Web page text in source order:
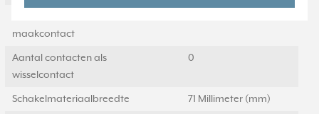
maakcontact
Aantal contacten als
wisselcontact
0
Schakelmateriaalbreedte 71 Millimeter (mm)